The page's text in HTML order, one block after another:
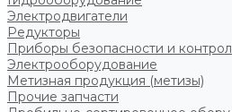
Электродвигатели
Редукторы
Приборы безопасности и
Электрооборудование
Метизная продукция (метизы)
Прочие запчасти